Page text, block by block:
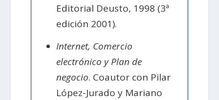
Editorial Deusto, 1998 (3ª
edición 2001).
Internet, Comercio
electrónico y Plan de
negocio. Coautor con Pilar
López-Jurado y Mariano